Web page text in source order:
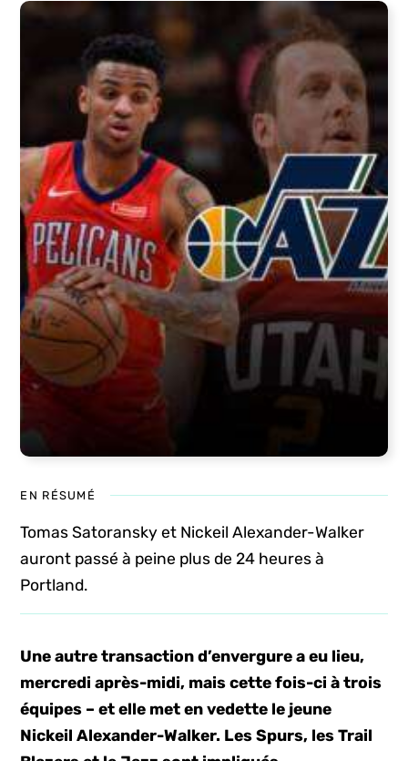
EN RÉSUMÉ
Tomas Satoransky et Nickeil Alexander-Walker
auront passé à peine plus de 24 heures à
Portland.
Une autre transaction d’envergure a eu lieu,
mercredi après-midi, mais cette fois-ci à trois
équipes – et elle met en vedette le jeune
Nickeil Alexander-Walker. Les Spurs, les Trail